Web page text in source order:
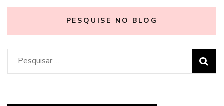
PESQUISE NO BLOG
Pesquisar
por: